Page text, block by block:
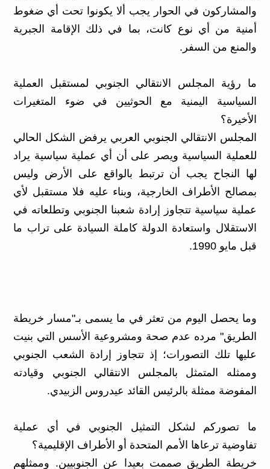
والمشاركون في الحوار يجب ألا يكونوا تحت أي ضغوط
أمنية من أي نوع كانت، بما في ذلك الإقامة الجبرية
والمنع من السفر.
ما رؤية المجلس الانتقالي الجنوبي لمستقبل العملية
السياسية اليمنية مع الحوثيين في ضوء المتغيرات
الأخيرة؟
المجلس الانتقالي الجنوبي العربي يرفض الشكل الحالي
للعملية السياسية ويصر على أن أي عملية سياسية يراد
لها النجاح يجب أن ترتبط بالواقع على الأرض وليس
بمصالح الأطراف الخارجية، وبناء عليه فلا مستقبل لأي
عملية سياسية تتجاوز إرادة شعبنا الجنوبي وتطلعاته في
الاستقلال واستعادة الدولة كاملة السيادة على تراب ما
قبل مايو 1990.
وما يحصل اليوم من تعثر في ما يسمى بـ"مسار خريطة
الطريق" مرده عدم صحة ومشروعية الأسس التي بنيت
عليها تلك التصورات؛ إذ تتجاوز إرادة الشعب الجنوبي
وممثله المتمثل بالمجلس الانتقالي الجنوبي وقيادته
المفوضة ممثلة بالرئيس القائد عيدروس الزبيدي.
ما تصوركم لشكل التمثيل الجنوبي في أي عملية
تفاوضية ترعاها الأمم المتحدة أو الأطراف الإقليمية؟
خريطة الطريق صممت بعيدا عن الجنوبيين. وممثلهم